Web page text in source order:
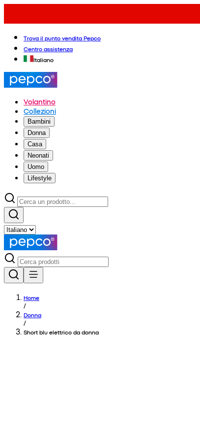
Trova il punto vendita Pepco
Centro assistenza
Italiano
Volantino
Collezioni
Bambini
Donna
Casa
Neonati
Uomo
Lifestyle
Home
/
Donna
/
Short blu elettrico da donna